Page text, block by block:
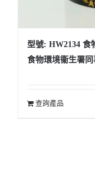
型號: HW2134 食
食物環境衞生署
查詢產品